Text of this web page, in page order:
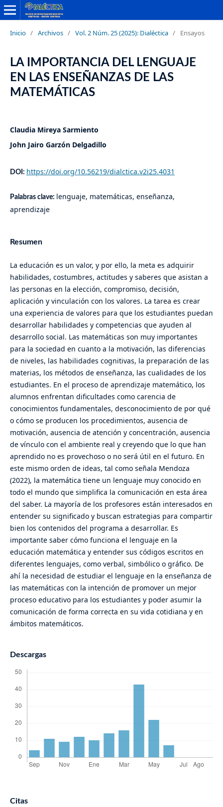
Inicio / Archivos / Vol. 2 Núm. 25 (2025): Dialéctica / Ensayos
LA IMPORTANCIA DEL LENGUAJE
EN LAS ENSEÑANZAS DE LAS
MATEMÁTICAS
Claudia Mireya Sarmiento
John Jairo Garzón Delgadillo
DOI: https://doi.org/10.56219/dialctica.v2i25.4031
Palabras clave: lenguaje, matemáticas, enseñanza,
aprendizaje
Resumen
La educación es un valor, y por ello, la meta es adquirir
habilidades, costumbres, actitudes y saberes que asistan a
las personas en la elección, compromiso, decisión,
aplicación y vinculación con los valores. La tarea es crear
una experiencia de valores para que los estudiantes puedan
desarrollar habilidades y competencias que ayuden al
desarrollo social. Las matemáticas son muy importantes
para la sociedad en cuanto a la motivación, las diferencias
de niveles, las habilidades cognitivas, la preparación de las
materias, los métodos de enseñanza, las cualidades de los
estudiantes. En el proceso de aprendizaje matemático, los
alumnos enfrentan dificultades como carencia de
conocimientos fundamentales, desconocimiento de por qué
o cómo se producen los procedimientos, ausencia de
motivación, ausencia de atención y concentración, ausencia
de vínculo con el ambiente real y creyendo que lo que han
aprendido no es provechoso o no será útil en el futuro. En
este mismo orden de ideas, tal como señala Mendoza
(2022), la matemática tiene un lenguaje muy conocido en
todo el mundo que simplifica la comunicación en esta área
del saber. La mayoría de los profesores están interesados en
entender su significado y buscan estrategias para compartir
bien los contenidos del programa a desarrollar. Es
importante saber cómo funciona el lenguaje en la
educación matemática y entender sus códigos escritos en
diferentes lenguajes, como verbal, simbólico o gráfico. De
ahí la necesidad de estudiar el lenguaje en la enseñanza de
las matemáticas con la intención de promover un mejor
proceso educativo para los estudiantes y poder asumir la
comunicación de forma correcta en su vida cotidiana y en
ámbitos matemáticos.
Descargas
Citas